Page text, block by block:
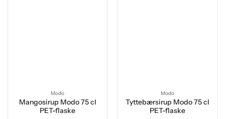
Modo
Mangosirup Modo 75 cl
PET-flaske
Modo
Tyttebærsirup Modo 75 cl
PET-flaske